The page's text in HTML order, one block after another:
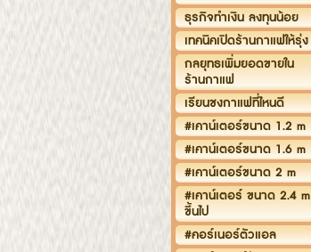
ธุรกิจทำเงิน ลงทุนน้อย
เทคนิคเปิดร้านกาแฟให้รุ่ง
กลยุทธเพิ่มยอดขายใน
ร้านกาแฟ
เรียนชงกาแฟที่ไหนดี
#เคาน์เตอร์ขนาด 1.2 m
#เคาน์เตอร์ขนาด 1.6 m
#เคาน์เตอร์ขนาด 2 m
#เคาน์เตอร์ ขนาด 2.4 m
ขึ้นไป
#คอร์เนอร์ตัวแอล